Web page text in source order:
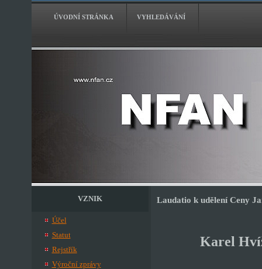
ÚVODNÍ STRÁNKA VYHLEDÁVÁNÍ
VZNIK
Účel
Statut
Rejstřík
Výroční zprávy
Laudatio k udělení Ceny
Karel